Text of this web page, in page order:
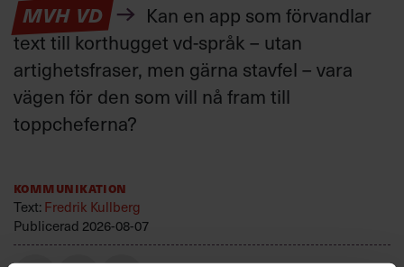
MVH VD
Kan en app som förvandlar
text till korthugget vd-språk – utan
artighetsfraser, men gärna stavfel – vara
vägen för den som vill nå fram till
toppcheferna?
Kommunikation
Text:Fredrik Kullberg
Publicerad 2026-08-07